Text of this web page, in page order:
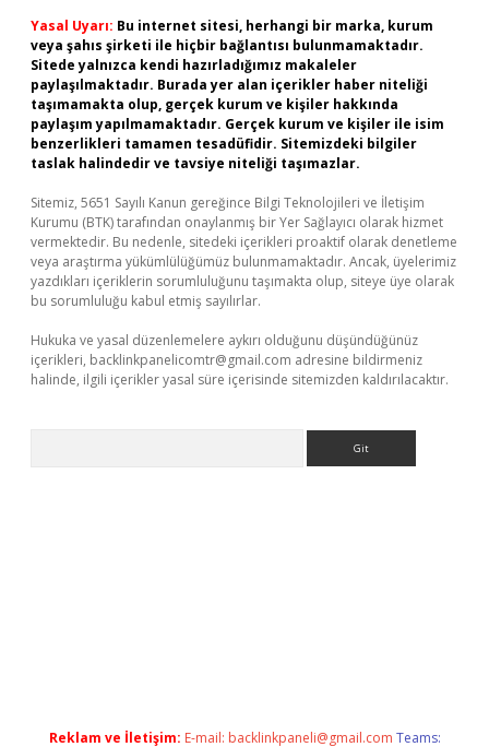
Yasal Uyarı: Bu internet sitesi, herhangi bir marka, kurum
veya şahıs şirketi ile hiçbir bağlantısı bulunmamaktadır.
Sitede yalnızca kendi hazırladığımız makaleler
paylaşılmaktadır. Burada yer alan içerikler haber niteliği
taşımamakta olup, gerçek kurum ve kişiler hakkında
paylaşım yapılmamaktadır. Gerçek kurum ve kişiler ile isim
benzerlikleri tamamen tesadüfidir. Sitemizdeki bilgiler
taslak halindedir ve tavsiye niteliği taşımazlar.
Sitemiz, 5651 Sayılı Kanun gereğince Bilgi Teknolojileri ve İletişim
Kurumu (BTK) tarafından onaylanmış bir Yer Sağlayıcı olarak hizmet
vermektedir. Bu nedenle, sitedeki içerikleri proaktif olarak denetleme
veya araştırma yükümlülüğümüz bulunmamaktadır. Ancak, üyelerimiz
yazdıkları içeriklerin sorumluluğunu taşımakta olup, siteye üye olarak
bu sorumluluğu kabul etmiş sayılırlar.
Hukuka ve yasal düzenlemelere aykırı olduğunu düşündüğünüz
içerikleri, backlinkpanelicomtr@gmail.com adresine bildirmeniz
halinde, ilgili içerikler yasal süre içerisinde sitemizden kaldırılacaktır.
Reklam ve İletişim: E-mail: backlinkpaneli@gmail.com Teams: